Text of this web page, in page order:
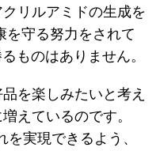
リルアミドの生成を
守る努力をされて
ものはありません。
を楽しみたいと考え
えているのです。
実現できるよう、